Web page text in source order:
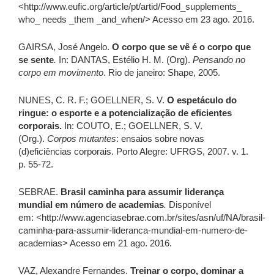
<http://www.eufic.org/article/pt/artid/Food_supplements_
who_ needs _them _and_when/> Acesso em 23 ago. 2016.
GAIRSA, José Angelo. O corpo que se vê é o corpo que
se sente. In: DANTAS, Estélio H. M. (Org). Pensando no
corpo em movimento. Rio de janeiro: Shape, 2005.
NUNES, C. R. F.; GOELLNER, S. V. O espetáculo do
ringue: o esporte e a potencialização de eficientes
corporais. In: COUTO, E.; GOELLNER, S. V.
(Org.). Corpos mutantes: ensaios sobre novas
(d)eficiências corporais. Porto Alegre: UFRGS, 2007. v. 1.
p. 55-72.
SEBRAE. Brasil caminha para assumir liderança
mundial em número de academias. Disponível
em: <http://www.agenciasebrae.com.br/sites/asn/uf/NA/brasil-
caminha-para-assumir-lideranca-mundial-em-numero-de-
academias> Acesso em 21 ago. 2016.
VAZ, Alexandre Fernandes. Treinar o corpo, dominar a